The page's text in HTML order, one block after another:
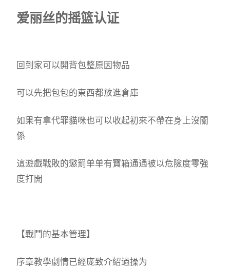
爱丽丝的摇篮认证
回到家可以開背包整原因物品
可以先把包包的東西都放進倉庫
如果有拿代罪貓咪也可以收起初來不帶在身上沒關
係
這遊戲戰敗的懲罰单单有寶箱通通被以危險度零強
度打開
【戰鬥的基本管理】
序章教學劇情已經庞致介紹過操为